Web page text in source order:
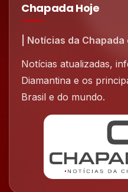
Chapada Hoje
| Notícias da Chapada
Notícias atualizadas,
Diamantina e os
Brasil e do mundo.